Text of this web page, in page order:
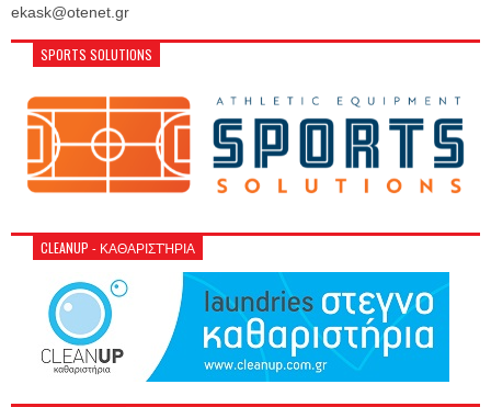
ekask@otenet.gr
SPORTS SOLUTIONS
CLEANUP - ΚΑΘΑΡΙΣΤΉΡΙΑ